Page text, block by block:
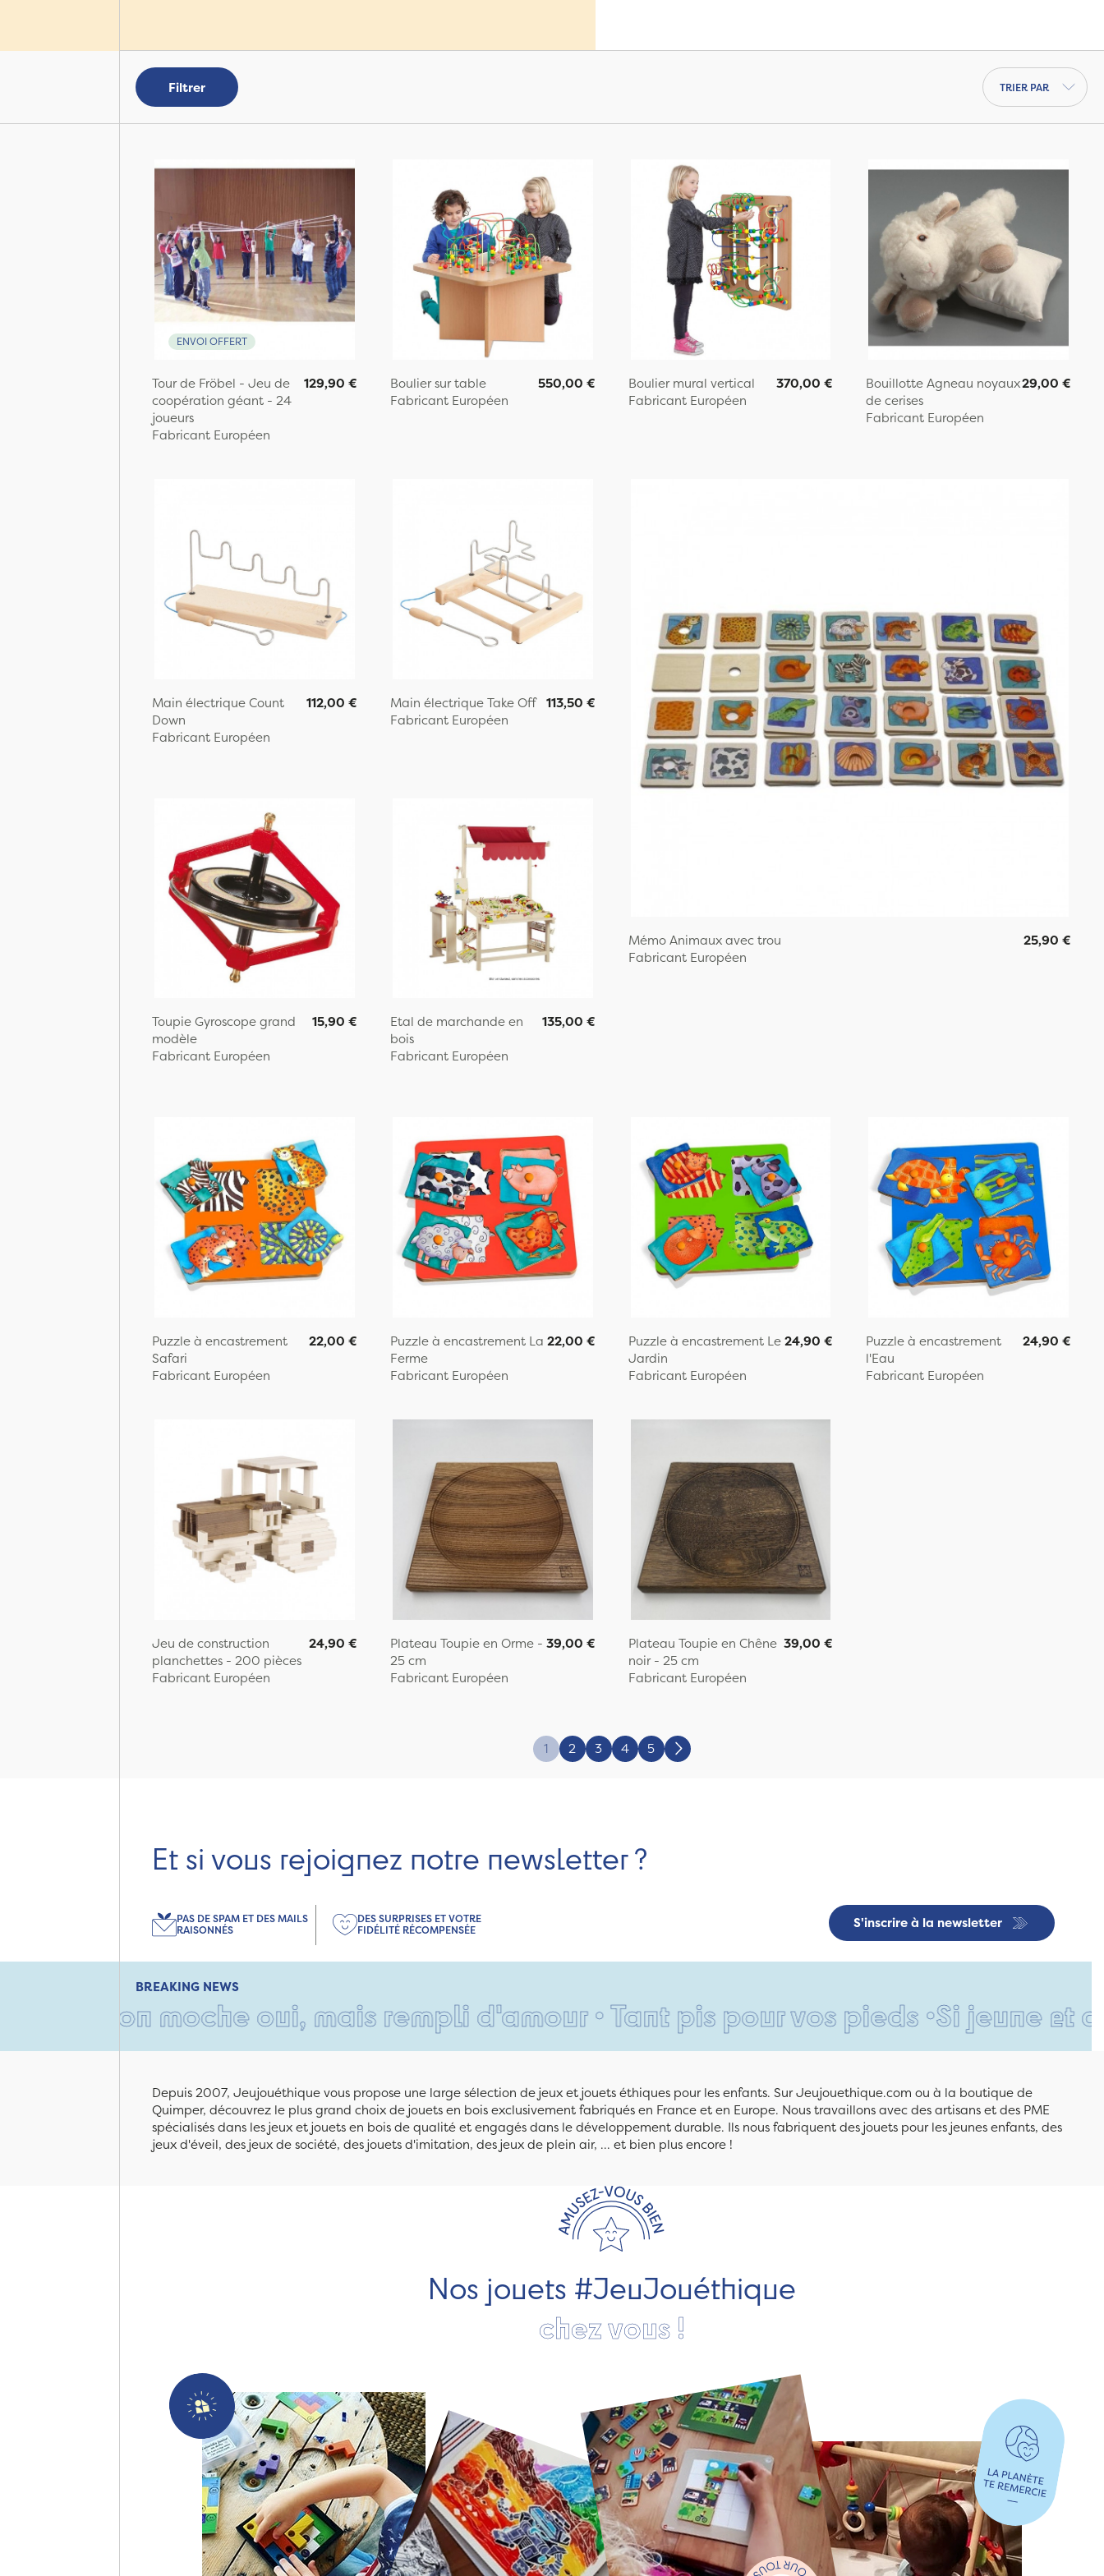
Retrouvez aussi les fabricants allemands en cliquant
Filtrer
Trier par
ENVOI OFFERT
Tour de Fröbel - Jeu de
coopération géant - 24
joueurs
Fabricant Européen
129,90 €
Boulier sur table
Fabricant Européen
550,00 €
Boulier mural vertical
Fabricant Européen
370,00 €
Bouillotte Agneau noyaux
de cerises
Fabricant Européen
29,00 €
Main électrique Count
Down
Fabricant Européen
112,00 €
Main électrique Take Off
Fabricant Européen
113,50 €
Mémo Animaux avec trou
Fabricant Européen
25,90 €
Toupie Gyroscope grand
modèle
Fabricant Européen
15,90 €
Etal de marchande en
bois
Fabricant Européen
135,00 €
Puzzle à encastrement
Safari
Fabricant Européen
22,00 €
Puzzle à encastrement La
Ferme
Fabricant Européen
22,00 €
Puzzle à encastrement Le
Jardin
Fabricant Européen
24,90 €
Puzzle à encastrement
l'Eau
Fabricant Européen
24,90 €
Jeu de construction
planchettes - 200 pièces
Fabricant Européen
24,90 €
Plateau Toupie en Orme -
25 cm
Fabricant Européen
39,00 €
Plateau Toupie en Chêne
noir - 25 cm
Fabricant Européen
39,00 €
1 2 3 4 5 Suivant
Et si vous rejoignez notre newsletter ?
S'inscrire à la newsletter
PAS DE SPAM ET DES MAILS
RAISONNÉS
DES SURPRISES ET VOTRE
FIDÉLITÉ RÉCOMPENSÉE
BREAKING NEWS
moche oui, mais rempli d'amour • Tant pis pour vos pieds •Si jeune et déjà si
Depuis 2007, Jeujouéthique vous propose une large sélection de jeux et jouets éthiques pour les enfants. Sur Jeujouethique.com ou à la boutique de
Quimper, découvrez le plus grand choix de jouets en bois exclusivement fabriqués en France et en Europe. Nous travaillons avec des artisans et des PME
spécialisés dans les jeux et jouets en bois de qualité et engagés dans le développement durable. Ils nous fabriquent des jouets pour les jeunes enfants, des
jeux d'éveil, des jeux de société, des jouets d'imitation, des jeux de plein air, ... et bien plus encore !
Nos jouets #JeuJouéthique
chez vous !